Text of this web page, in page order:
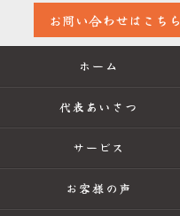
お問い合わせはこちら
ホーム
代表あいさつ
サービス
お客様の声